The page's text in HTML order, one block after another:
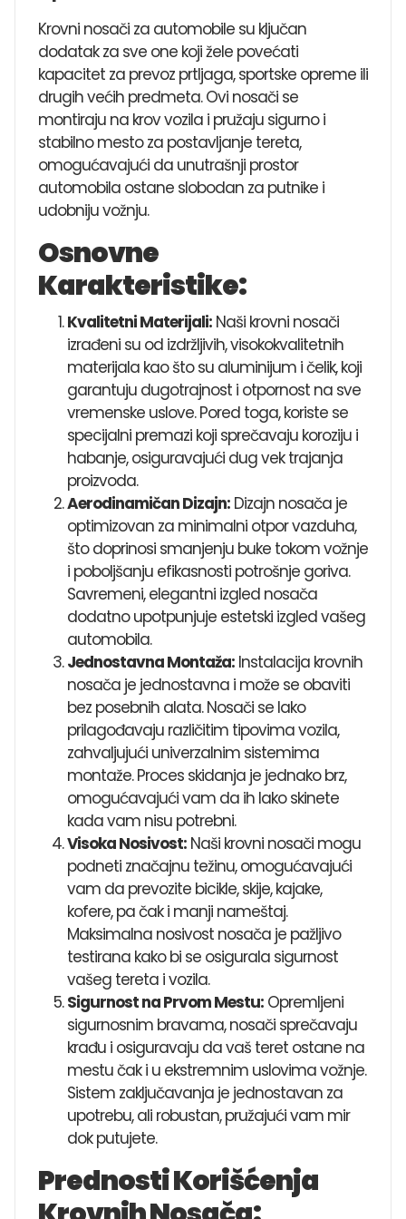
Krovni nosači za automobile su ključan
dodatak za sve one koji žele povećati
kapacitet za prevoz prtljaga, sportske opreme ili
drugih većih predmeta. Ovi nosači se
montiraju na krov vozila i pružaju sigurno i
stabilno mesto za postavljanje tereta,
omogućavajući da unutrašnji prostor
automobila ostane slobodan za putnike i
udobniju vožnju.
Osnovne
Karakteristike:
Kvalitetni Materijali: Naši krovni nosači
izrađeni su od izdržljivih, visokokvalitetnih
materijala kao što su aluminijum i čelik, koji
garantuju dugotrajnost i otpornost na sve
vremenske uslove. Pored toga, koriste se
specijalni premazi koji sprečavaju koroziju i
habanje, osiguravajući dug vek trajanja
proizvoda.
Aerodinamičan Dizajn: Dizajn nosača je
optimizovan za minimalni otpor vazduha,
što doprinosi smanjenju buke tokom vožnje
i poboljšanju efikasnosti potrošnje goriva.
Savremeni, elegantni izgled nosača
dodatno upotpunjuje estetski izgled vašeg
automobila.
Jednostavna Montaža: Instalacija krovnih
nosača je jednostavna i može se obaviti
bez posebnih alata. Nosači se lako
prilagođavaju različitim tipovima vozila,
zahvaljujući univerzalnim sistemima
montaže. Proces skidanja je jednako brz,
omogućavajući vam da ih lako skinete
kada vam nisu potrebni.
Visoka Nosivost: Naši krovni nosači mogu
podneti značajnu težinu, omogućavajući
vam da prevozite bicikle, skije, kajake,
kofere, pa čak i manji nameštaj.
Maksimalna nosivost nosača je pažljivo
testirana kako bi se osigurala sigurnost
vašeg tereta i vozila.
Sigurnost na Prvom Mestu: Opremljeni
sigurnosnim bravama, nosači sprečavaju
krađu i osiguravaju da vaš teret ostane na
mestu čak i u ekstremnim uslovima vožnje.
Sistem zaključavanja je jednostavan za
upotrebu, ali robustan, pružajući vam mir
dok putujete.
Prednosti Korišćenja